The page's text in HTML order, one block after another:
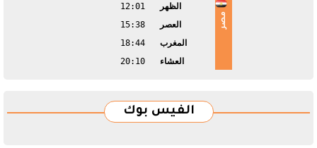
مصر
الظهر
12:01
العصر
15:38
المغرب
18:44
العشاء
20:10
الفيس بوك